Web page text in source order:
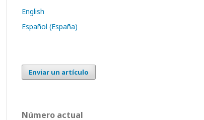
English
Español (España)
Enviar un artículo
Número actual